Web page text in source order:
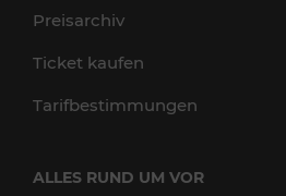
Preisarchiv
Ticket kaufen
Tarifbestimmungen
ALLES RUND UM VOR